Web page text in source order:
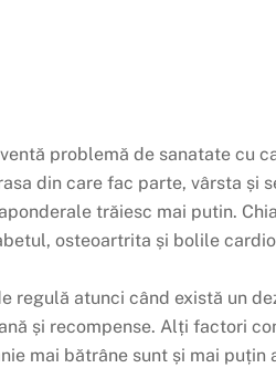
problemă de sanatate cu
din care fac parte, vârsta și
trăiesc mai putin.
osteoartrita și bolile
regulă atunci când există un
și recompense. Alți factori
mai bătrâne sunt și mai